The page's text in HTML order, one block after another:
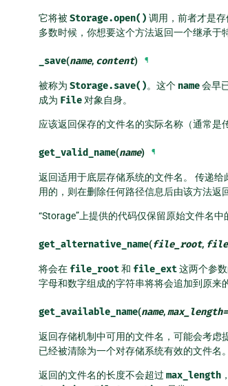
它将被 Storage.open() 调用，前者才是
多数时候，你想要这个方法返回一个继承于
_save(name, content) ¶
被称为 Storage.save()。这个 name会早
成为 File 对象自身。
应该返回保存的文件名的实际名称（通常是
get_valid_name(name) ¶
返回适用于底层存储系统的文件名。 传递给
用的，则在删除任何路径信息后由该方法返
“Storage”上提供的代码仅保留原始文件名
get_alternative_name(file_root,
将会在 file_root和 file_ext这两个参
字母和数字组成的字符串将将会追加到原来
get_available_name(name,max_length=
返回存储机制中可用的文件名，可能会考虑
已经被清除为一个对存储系统有效的文件名。
返回的文件名的长度不会超过 max_length